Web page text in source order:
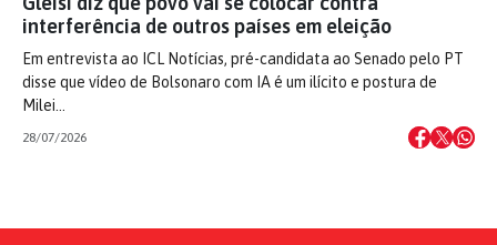
interferência de outros países em eleição
Em entrevista ao ICL Notícias, pré-candidata ao Senado pelo PT
disse que vídeo de Bolsonaro com IA é um ilícito e postura de
Milei…
28/07/2026